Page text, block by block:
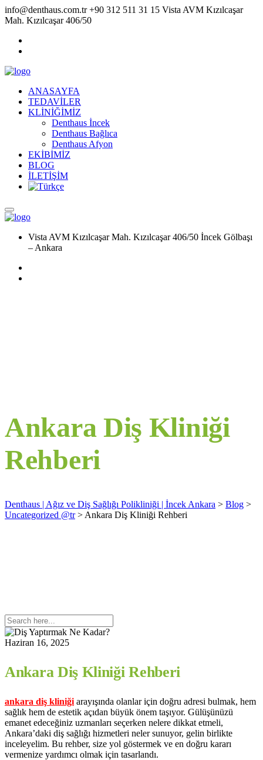
info@denthaus.com.tr +90 312 511 31 15 Vista AVM Kızılcaşar
Mah. Kızılcaşar 406/50
ANASAYFA
TEDAVİLER
KLİNİĞİMİZ
Denthaus İncek
Denthaus Bağlıca
Denthaus Afyon
EKİBİMİZ
BLOG
İLETİŞİM
Vista AVM Kızılcaşar Mah. Kızılcaşar 406/50 İncek Gölbaşı
– Ankara
Ankara Diş Kliniği
Rehberi
Denthaus | Ağız ve Diş Sağlığı Polikliniği | İncek Ankara > Blog >
Uncategorized @tr> Ankara Diş Kliniği Rehberi
Haziran 16, 2025
Ankara Diş Kliniği Rehberi
ankara diş kliniği arayışında olanlar için doğru adresi bulmak, hem
sağlık hem de estetik açıdan büyük önem taşıyor. Gülüşünüzü
emanet edeceğiniz uzmanları seçerken nelere dikkat etmeli,
Ankara’daki diş sağlığı hizmetleri neler sunuyor, gelin birlikte
inceleyelim. Bu rehber, size yol göstermek ve en doğru kararı
vermenize yardımcı olmak için tasarlandı.